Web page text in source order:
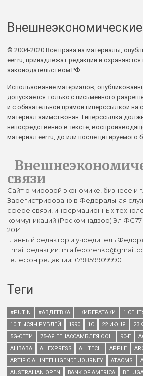
Внешнеэкономические
© 2004-2020 Все права на материалы,
eer.ru, принадлежат редакции и охраняются
законодательством РФ.
Использование материалов,
допускается только с письменного
и с обязательной прямой гиперссылкой на
материал заимствован. Гиперссылка
непосредственно в тексте,
материал eer.ru, до или после цитируемого
связи
Сайт о мировой экономике, бизнесе и
Зарегистрировано в Федеральная
сфере связи, информационных
коммуникаций (Роскомнадзор) Эл
2014
Главный редактор и учредитель
Email редакции:
Телефон редакции: +79859909990
Теги
#PUTIN #АВДЕЕВКА . КИБЕРАТАКИ
1
10 ТЫСЯЧ РУБЛЕЙ
1990 1С 22 ИЮНЯ 23
5G-СЕТИ
75-АЯ ГЕНАССАМБЛЕЯ ООН 90-Е
ALIBABA
ALIEXPRESS ALLTECH APPLE
ARTIFICIAL INTELLIGENCE JOURNEY
ATACMS
AUSTRALIAN OPEN
BANK OF AMERICA